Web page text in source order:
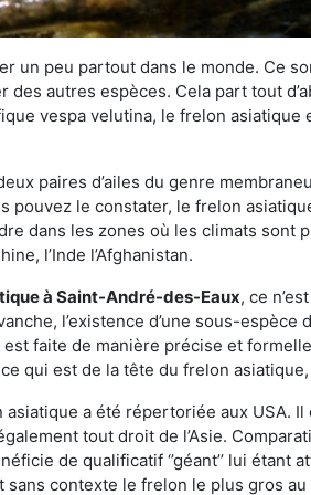
un peu partout dans le monde. Ce
autres espèces. Cela part tout
vespa velutina, le frelon
paires d’ailes du genre
pouvez le constater, le frelon
dans les zones où les climats
l’Inde l’Afghanistan.
à Saint-André-des-Eaux, ce
l’existence d’une sous-espèce
faite de manière précise et
qui est de la tête du frelon
a été répertoriée aux USA.
tout droit de l’Asie.
de qualificatif ‘’géant’’ lui
sans contexte le frelon le plus gros